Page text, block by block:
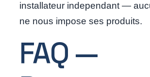
installateur independant —
ne nous impose ses produits.
FAQ —